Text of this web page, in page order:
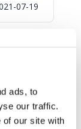
ads, to
our traffic.
of our site with
07-19